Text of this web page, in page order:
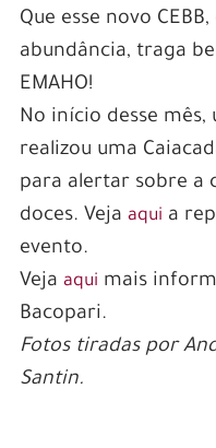
Que esse novo
abundância, traga
EMAHO!
No início desse
realizou uma
para alertar sobre a
doces. Veja aqui a
evento.
Veja aqui mais
Bacopari.
Fotos tiradas por
Santin.